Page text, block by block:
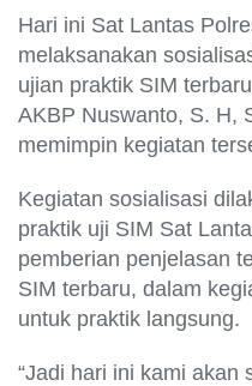
Hari ini Sat Lantas
melaksanakan
ujian praktik SIM
AKBP Nuswanto, S. H,
memimpin kegiatan
Kegiatan sosialisasi
praktik uji SIM Sat
pemberian penjelasan
SIM terbaru, dalam
untuk praktik langsung.
“Jadi hari ini kami akan